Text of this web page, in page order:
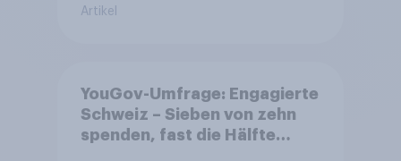
Artikel
YouGov-Umfrage: Engagierte
Schweiz – Sieben von zehn
spenden, fast die Hälfte